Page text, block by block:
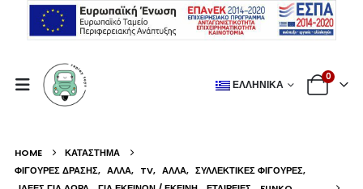
ΕΛΛΗΝΙΚΆ
0
HOME
ΚΑΤΆΣΤΗΜΑ
ΦΙΓΟΎΡΕΣ ΔΡΆΣΗΣ, ΆΛΛΑ, TV, ΆΛΛΑ, ΣΥΛΛΕΚΤΙΚΈΣ ΦΙΓΟΎΡΕΣ,